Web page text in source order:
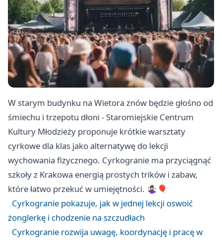
W starym budynku na Wietora znów będzie głośno od
śmiechu i trzepotu dłoni - Staromiejskie Centrum
Kultury Młodzieży proponuje krótkie warsztaty
cyrkowe dla klas jako alternatywę do lekcji
wychowania fizycznego. Cyrkogranie ma przyciągnąć
szkoły z Krakowa energią prostych trików i zabaw,
które łatwo przekuć w umiejętności. 🤹‍♀️🎈
Cyrkogranie pokazuje, jak w jednej lekcji oswoić
żonglerkę i chodzenie na szczudłach
Cyrkogranie rozwija uwagę, koordynację i pracę w